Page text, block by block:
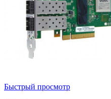
Быстрый просмотр